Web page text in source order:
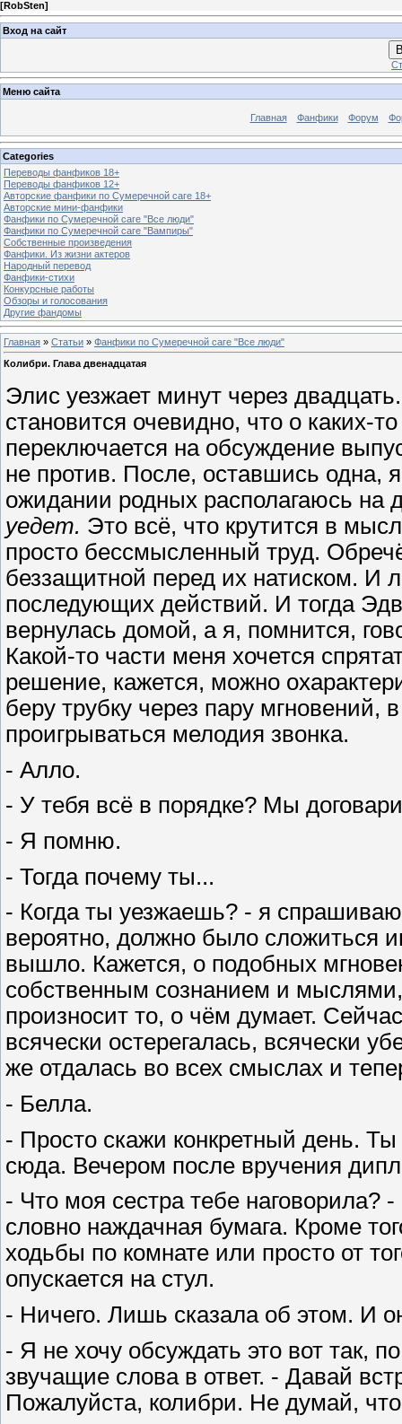
[RobSten]
Вход на сайт
Меню сайта
Главная Фанфики Форум
Categories
Переводы фанфиков 18+
Переводы фанфиков 12+
Авторские фанфики по Сумеречной саге 18+
Авторские мини-фанфики
Фанфики по Сумеречной саге "Все люди"
Фанфики по Сумеречной саге "Вампиры"
Собственные произведения
Фанфики. Из жизни актеров
Народный перевод
Фанфики-стихи
Конкурсные работы
Обзоры и голосования
Другие фандомы
Главная » Статьи » Фанфики по Сумеречной саге "Все люди"
Колибри. Глава двенадцатая
Элис уезжает минут через
становится очевидно, что о каких-
переключается на обсуждение
не против. После, оставшись одна,
ожидании родных располагаюсь на
уедет. Это всё, что крутится в
просто бессмысленный труд.
беззащитной перед их натиском. И
последующих действий. И тогда
вернулась домой, а я, помнится,
Какой-то части меня хочется
решение, кажется, можно
беру трубку через пару мгновений,
проигрываться мелодия звонка.
- Алло.
- У тебя всё в порядке? Мы
- Я помню.
- Тогда почему ты...
- Когда ты уезжаешь? - я
вероятно, должно было сложиться
вышло. Кажется, о подобных
собственным сознанием и мыслями,
произносит то, о чём думает.
всячески остерегалась, всячески
же отдалась во всех смыслах и
- Белла.
- Просто скажи конкретный день.
сюда. Вечером после вручения
- Что моя сестра тебе наговорила?
словно наждачная бумага. Кроме
ходьбы по комнате или просто от
опускается на стул.
- Ничего. Лишь сказала об этом. И
- Я не хочу обсуждать это вот так,
звучащие слова в ответ. - Давай
Пожалуйста, колибри. Не думай,